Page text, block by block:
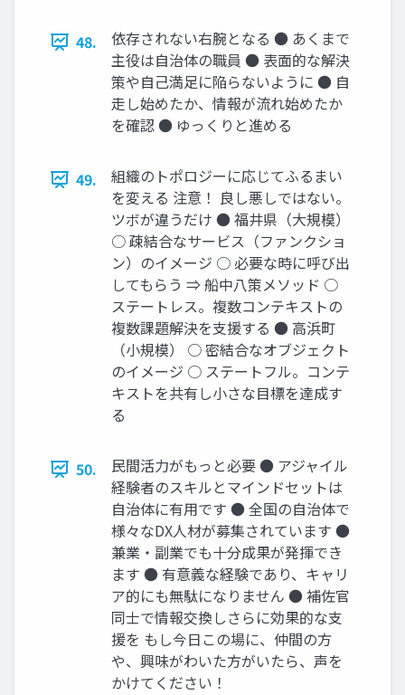
48.
依存されない右腕となる ● あくまで
主役は自治体の職員 ● 表面的な解決
策や自己満足に陥らないように ● 自
走し始めたか、情報が流れ始めたか
を確認 ● ゆっくりと進める
49.
組織のトポロジーに応じてふるまい
を変える 注意！ 良し悪しではない。
ツボが違うだけ ● 福井県（大規模）
○ 疎結合なサービス（ファンクショ
ン）のイメージ ○ 必要な時に呼び出
してもらう ⇒ 船中八策メソッド ○
ステートレス。複数コンテキストの
複数課題解決を支援する ● 高浜町
（小規模） ○ 密結合なオブジェクト
のイメージ ○ ステートフル。コンテ
キストを共有し小さな目標を達成す
る
50.
民間活力がもっと必要 ● アジャイル
経験者のスキルとマインドセットは
自治体に有用です ● 全国の自治体で
様々なDX人材が募集されています ●
兼業・副業でも十分成果が発揮でき
ます ● 有意義な経験であり、キャリ
ア的にも無駄になりません ● 補佐官
同士で情報交換しさらに効果的な支
援を もし今日この場に、仲間の方
や、興味がわいた方がいたら、声を
かけてください！